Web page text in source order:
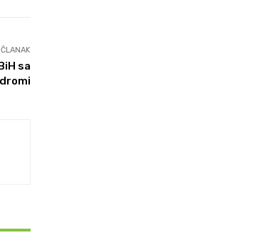
sa